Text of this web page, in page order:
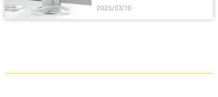
2025/03/10